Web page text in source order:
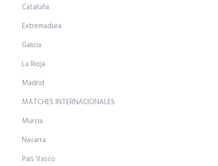
Cataluña
Extremadura
Galicia
La Rioja
Madrid
MATCHES INTERNACIONALES
Murcia
Navarra
País Vasco